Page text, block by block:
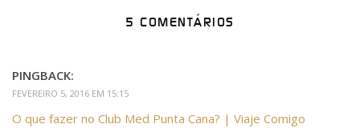
5 COMENTÁRIOS
PINGBACK:
FEVEREIRO 5, 2016 EM 15:15
O que fazer no Club Med Punta Cana? | Viaje Comigo